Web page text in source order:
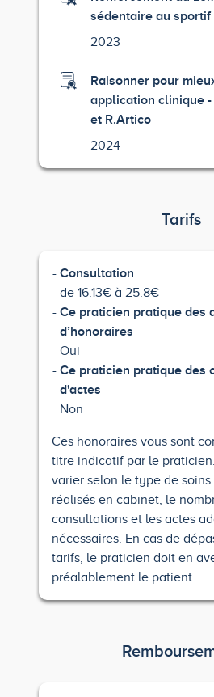
sédentaire au sportif
2023
Raisonner pour
application clinique
et R.Artico
2024
Tarifs
Consultation
de 16.13€ à 25.8€
Ce praticien pratique des
d’honoraires
Oui
Ce praticien pratique des
d'actes
Non
Ces honoraires vous sont
titre indicatif par le
varier selon le type de
réalisés en cabinet, le
consultations et les actes
nécessaires. En cas de
tarifs, le praticien doit en
préalablement le patient.